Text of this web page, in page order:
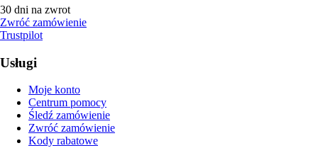
30 dni na zwrot
Zwróć zamówienie
Trustpilot
Usługi
Moje konto
Centrum pomocy
Śledź zamówienie
Zwróć zamówienie
Kody rabatowe